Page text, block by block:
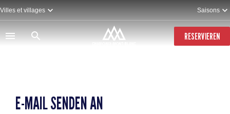
Direkt
zum
Inhalt
Villes et villages Saisons
RESERVIEREN
E-MAIL SENDEN AN